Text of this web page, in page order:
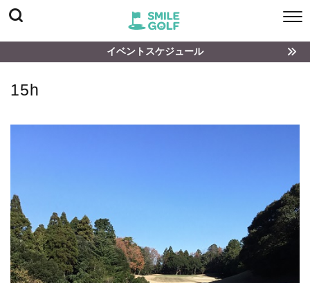
イベントスケジュール
15h